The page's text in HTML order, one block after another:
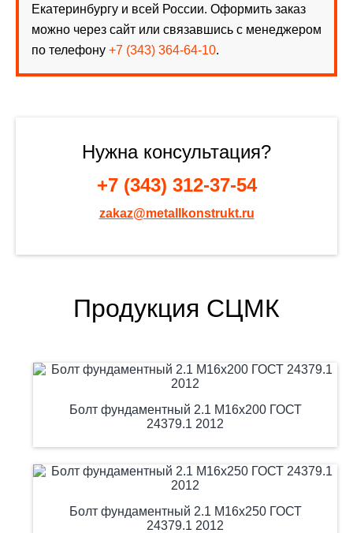
Екатеринбургу и всей России. Оформить заказ
можно через сайт или связавшись с менеджером
по телефону +7 (343) 364-64-10.
Нужна консультация?
+7 (343) 312-37-54
zakaz@metallkonstrukt.ru
Продукция СЦМК
Болт фундаментный 2.1 М16х200 ГОСТ
24379.1 2012
Болт фундаментный 2.1 М16х250 ГОСТ
24379.1 2012